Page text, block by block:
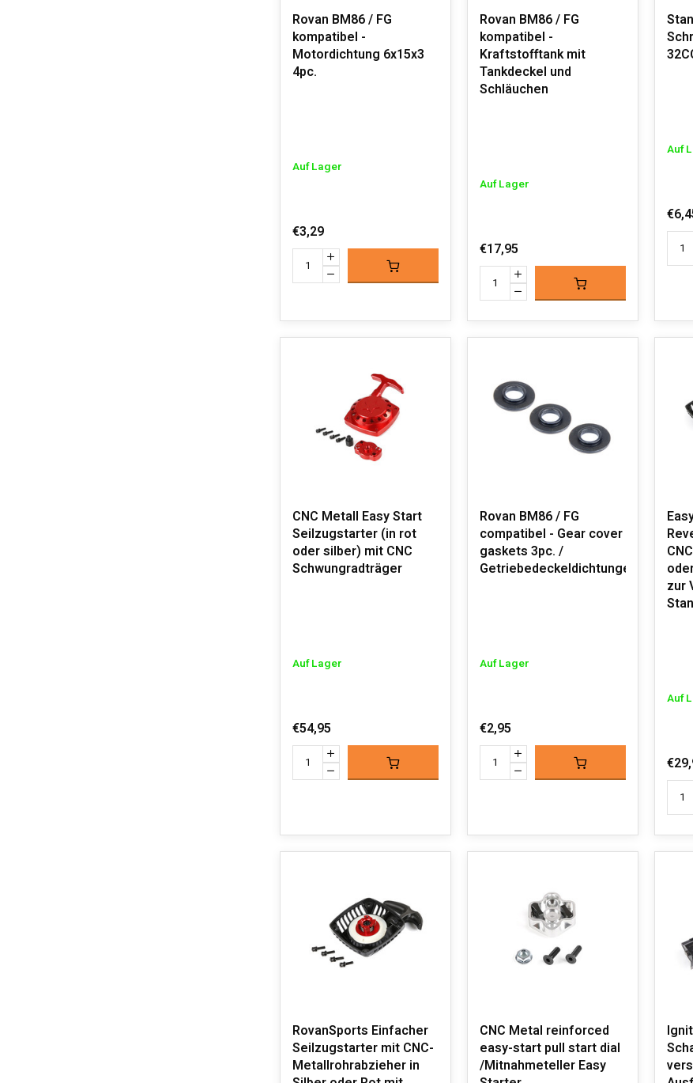
Rovan BM86 / FG
kompatibel -
Motordichtung 6x15x3
4pc.
Auf Lager
€3,29
Rovan BM86 / FG
kompatibel -
Kraftstofftank mit
Tankdeckel und
Schläuchen
Auf Lager
€17,95
Auf
CNC Metall Easy Start
Seilzugstarter (in rot
oder silber) mit CNC
Schwungradträger
Auf Lager
€54,95
Rovan BM86 / FG
compatibel - Gear cover
gaskets 3pc. /
Getriebedeckeldichtungen
Auf Lager
€2,95
zur
Auf
RovanSports Einfacher
Seilzugstarter mit CNC-
Metallrohrabzieher in
CNC Metal reinforced
easy-start pull start dial
/Mitnahmeteller Easy